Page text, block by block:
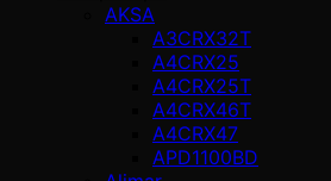
AKSA
A3CRX32T
A4CRX25
A4CRX25T
A4CRX46T
A4CRX47
APD1100BD